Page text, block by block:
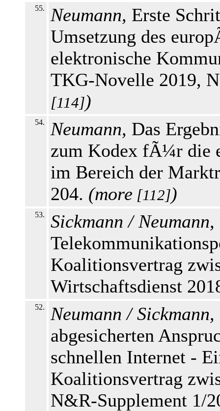
55. Neumann, Erste
Umsetzung des
elektronische
TKG-Novelle 2019,
[114])
54. Neumann, Das
zum Kodex fÃ¼r die
im Bereich der
204. (more [112])
53. Sickmann / Neumann,
Koalitionsvertrag
Wirtschaftsdienst
52. Neumann / Sickmann,
abgesicherten
schnellen Internet -
Koalitionsvertrag
N&R-Supplement 1/